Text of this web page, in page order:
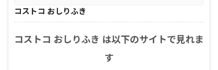
コストコ おしりふき
コストコ おしりふき は以下のサイトで見れま
す